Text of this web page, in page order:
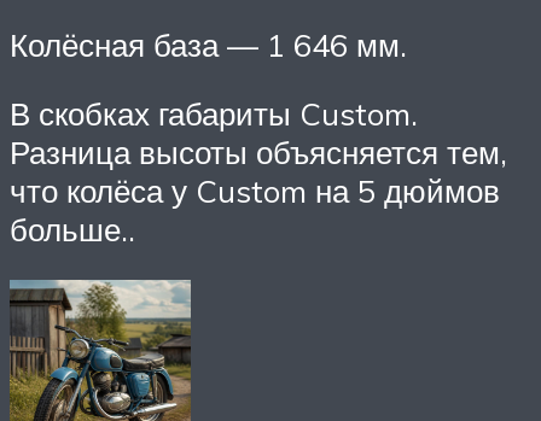
Колёсная база — 1 646 мм.
В скобках габариты Custom.
Разница высоты объясняется тем,
что колёса у Custom на 5 дюймов
больше..